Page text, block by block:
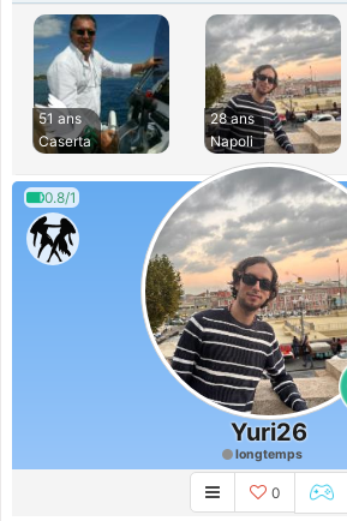
51 ans
Caserta
28 ans
Napoli
0.8/1
Yuri26
longtemps
0